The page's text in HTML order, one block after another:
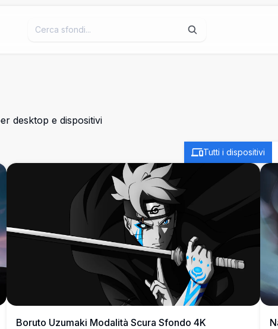
desktop e dispositivi
Tutti i dispositivi
Boruto Uzumaki Modalità Scura Sfondo 4K